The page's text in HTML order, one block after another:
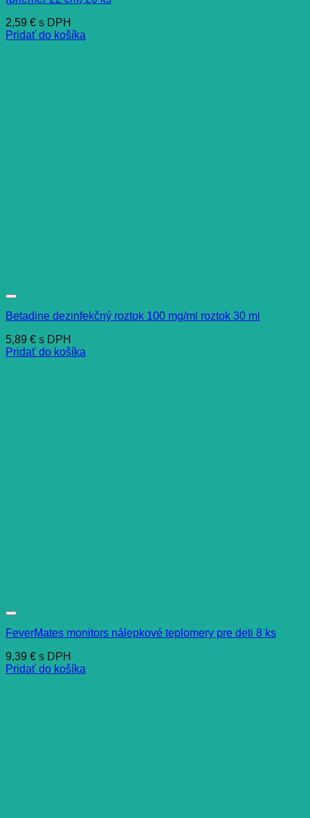
2,59 € s DPH
Pridať do košíka
Betadine dezinfekčný roztok 100 mg/ml roztok 30 ml
5,89 € s DPH
Pridať do košíka
FeverMates monitors nálepkové teplomery pre deti 8 ks
9,39 € s DPH
Pridať do košíka